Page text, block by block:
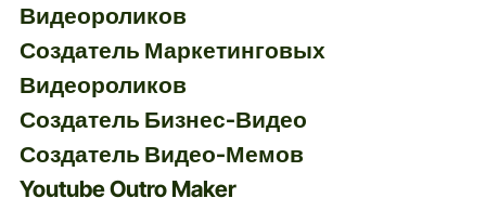
Видеороликов
Создатель Маркетинговых
Видеороликов
Создатель Бизнес-Видео
Создатель Видео-Мемов
Youtube Outro Maker